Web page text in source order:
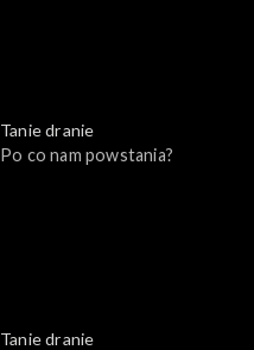
Tanie dranie
Po co nam powstania?
Tanie dranie